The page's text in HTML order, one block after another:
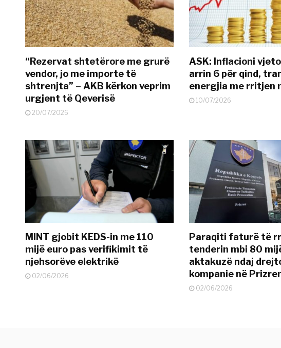
“Rezervat shtetërore me grurë
vendor, jo me importe të
shtrenjta” – AKB kërkon veprim
urgjent të Qeverisë
20/07/2026
ASK: Inflacioni
arrin 6 për qind,
energjia me rritjen
10/07/2026
MINT gjobit KEDS-in me 110
mijë euro pas verifikimit të
njehsorëve elektrikë
02/06/2026
Paraqiti faturë të
tenderin mbi 80
aktakuzë ndaj
kompanie në
02/06/2026